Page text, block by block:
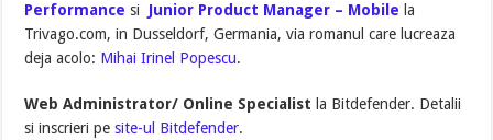
Performancesi Junior Product Manager – Mobile la
Trivago.com, in Dusseldorf, Germania, via romanul care lucreaza
deja acolo: Mihai Irinel Popescu.
Web Administrator/ Online Specialist la Bitdefender. Detalii
si inscrieri pesite-ul Bitdefender.